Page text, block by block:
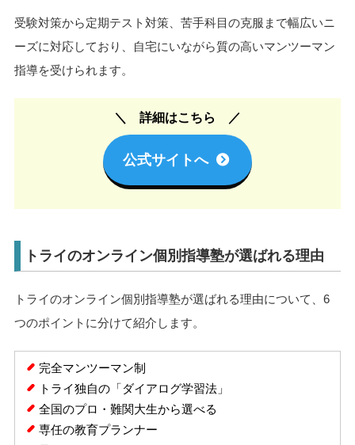
受験対策から定期テスト対策、苦手科目の克服まで幅広いニ
ーズに対応しており、自宅にいながら質の高いマンツーマン
指導を受けられます。
詳細はこちら
公式サイトへ
トライのオンライン個別指導塾が選ばれる理由
トライのオンライン個別指導塾が選ばれる理由について、6
つのポイントに分けて紹介します。
完全マンツーマン制
トライ独自の「ダイアログ学習法」
全国のプロ・難関大生から選べる
専任の教育プランナー